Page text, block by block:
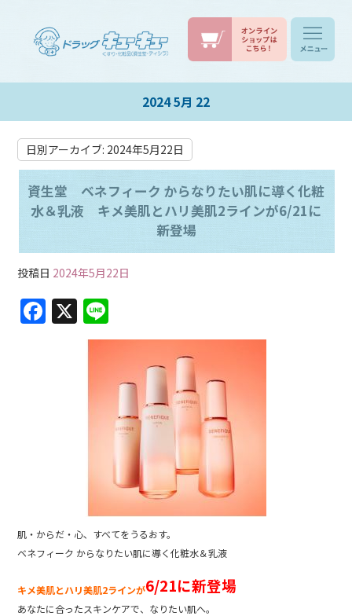
2024 5月 22
日別アーカイブ: 2024年5月22日
資生堂 ベネフィーク からなりたい肌に導く化粧
水＆乳液 キメ美肌とハリ美肌2ラインが6/21に
新登場
投稿日 2024年5月22日
F
a
X
n
e
肌・からだ・心、すべてをうるおす。
ベネフィーク からなりたい肌に導く化粧水＆乳液
キメ美肌とハリ美肌2ラインが6/21に新登場
あなたに合ったスキンケアで、なりたい肌へ。